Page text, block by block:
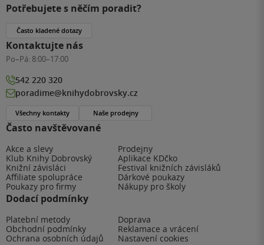
Často navštěvované
Akce a slevy
Prodejny
Klub Knihy Dobrovský
Aplikace KDčko
Knižní závisláci
Festival knižních závisláků
Affiliate spolupráce
Dárkové poukazy
Poukazy pro firmy
Nákupy pro školy
Dodací podmínky
Platební metody
Doprava
Obchodní podmínky
Reklamace a vrácení
Ochrana osobních údajů
Nastavení cookies
Potřebujete s něčím poradit?
Často kladené dotazy
Kontaktujte nás
Po–Pá: 8:00–17:00
542 220 320
poradime@knihydobrovsky.cz
Všechny kontakty Naše prodejny